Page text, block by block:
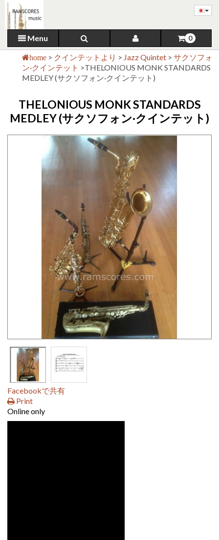
Menu 0
home > クインテットより > Jazz Quintet > サクソフォ
ン·クインテット >THELONIOUS MONK STANDARDS
MEDLEY (サクソフォン·クインテット)
THELONIOUS MONK STANDARDS
MEDLEY (サクソフォン·クインテット)
Facebookで共有
Print
Online only